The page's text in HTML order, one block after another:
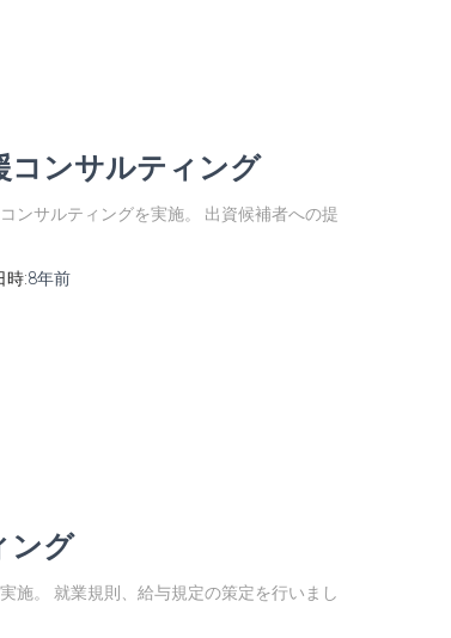
コンサルティング
ンサルティングを実施。 出資候補者への提
時:8年前
ング
施。 就業規則、給与規定の策定を行いまし